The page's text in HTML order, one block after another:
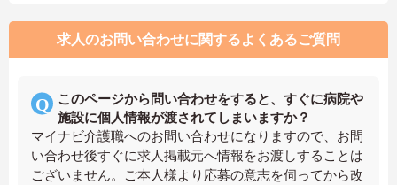
求人のお問い合わせに関するよくあるご質問
このページから問い合わせをすると、すぐに病院や
施設に個人情報が渡されてしまいますか？
マイナビ介護職へのお問い合わせになりますので、お問
い合わせ後すぐに求人掲載元へ情報をお渡しすることは
ございません。ご本人様より応募の意志を伺ってから改